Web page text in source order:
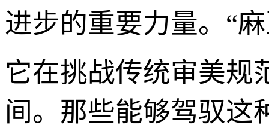
进步的重要力量。“
它在挑战传统审美规
间。那些能够驾驭这